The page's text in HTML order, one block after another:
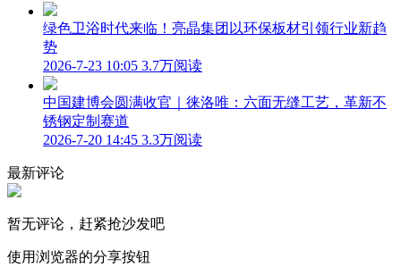
绿色卫浴时代来临！亮晶集团以环保板材引领行业新趋
势
2026-7-23 10:05 3.7万阅读
中国建博会圆满收官｜徕洛唯：六面无缝工艺，革新不
锈钢定制赛道
2026-7-20 14:45 3.3万阅读
最新评论
暂无评论，赶紧抢沙发吧
使用浏览器的分享按钮